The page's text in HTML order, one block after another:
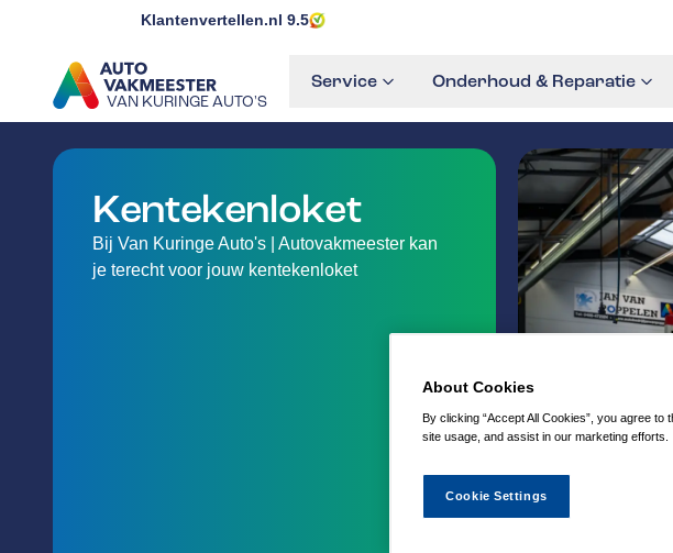
Klantenvertellen.nl 9.5
VAN KURINGE AUTO'S
GA NAAR DE HOMEPAGINA
Service Onderhoud & Reparatie
Kentekenloket
Bij Van Kuringe Auto's | Autovakmeester kan
je terecht voor jouw kentekenloket
About Cookies
By clicking “Accept All Cookies”, you agree
site usage, and assist in our marketing efforts.
Cookie Settings